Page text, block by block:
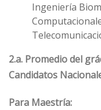
Ingeniería
2.a. Promedio del
Candidatos
Para Maestría: